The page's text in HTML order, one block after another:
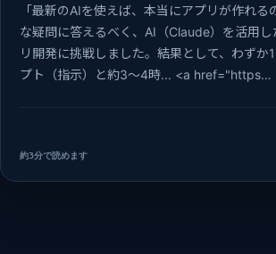
「最新のAIを使えば、本当にアプリが作れる
な疑問に答えるべく、AI（Claude）を活用
リ開発に挑戦しました。結果として、わずか
プト（指示）と約3〜4時... <a href="https…
約3分で読めます